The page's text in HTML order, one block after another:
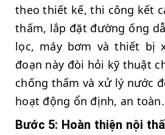
theo thiết kế, thi công kết
thấm, lắp đặt đường ống
lọc, máy bơm và thiết bị
đoạn này đòi hỏi kỹ thuật
chống thấm và xử lý nước
hoạt động ổn định, an toàn.
Bước 5: Hoàn thiện nội